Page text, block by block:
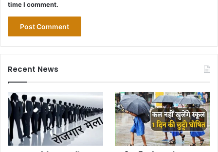
time I comment.
Recent News